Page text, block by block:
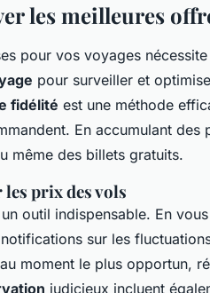
les meilleures
pour vos voyages
pour surveiller et
fidélité est une méthode
En accumulant
même des billets gratuits.
prix des vols
outil indispensable. En
sur les
moment le plus opportun,
judicieux incluent